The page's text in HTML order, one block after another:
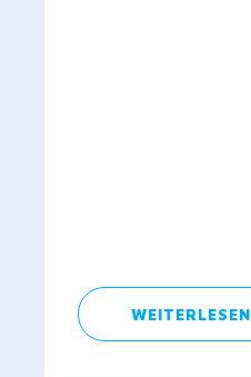
WEITERLESEN